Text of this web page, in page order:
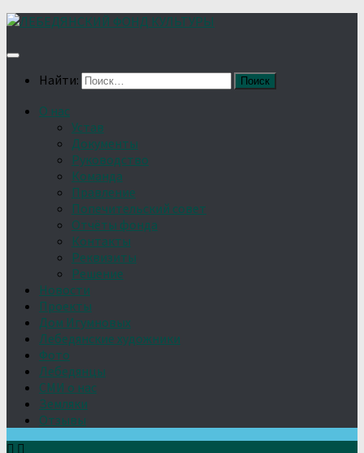
Найти:
О нас
Устав
Документы
Руководство
Команда
Правление
Попечительский совет
Отчёты фонда
Контакты
Реквизиты
Решение
Новости
Проекты
Дом Игумновых
Лебедянские художники
Фото
Лебедянцы
СМИ о нас
Земляки
Отзывы